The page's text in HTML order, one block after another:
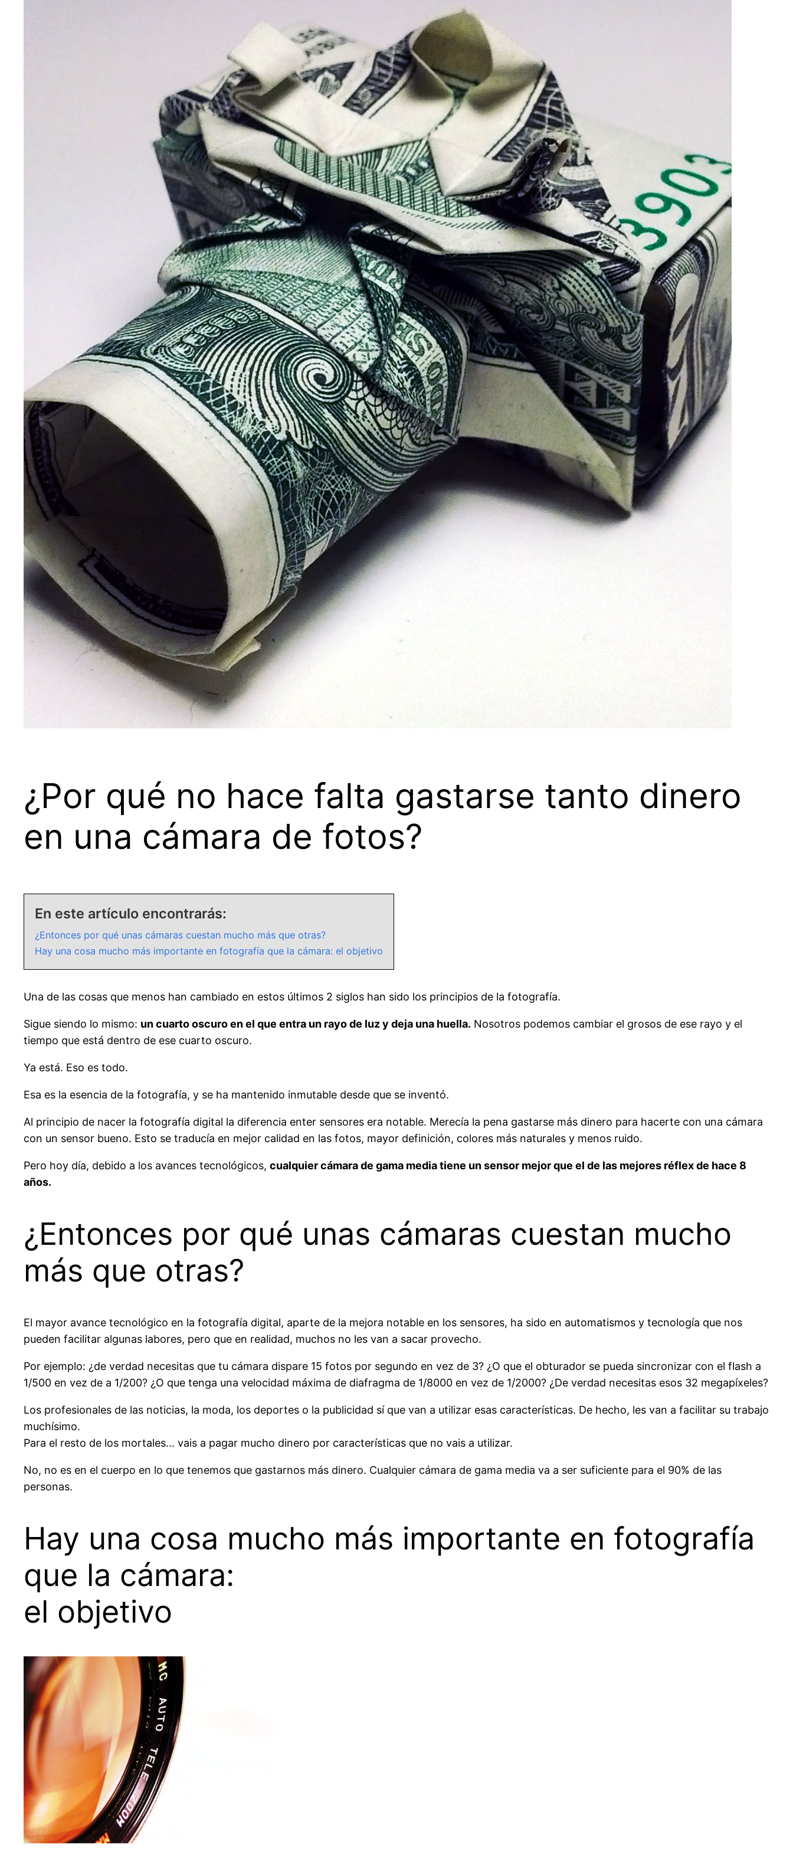
¿Por qué no hace falta gastarse tanto dinero
en una cámara de fotos?
En este artículo encontrarás:
¿Entonces por qué unas cámaras cuestan mucho más que otras?
Hay una cosa mucho más importante en fotografía que la cámara: el objetivo
Una de las cosas que menos han cambiado en estos últimos 2 siglos han sido los principios de la fotografía.
Sigue siendo lo mismo: un cuarto oscuro en el que entra un rayo de luz y deja una huella. Nosotros podemos cambiar el grosos de ese rayo y el
tiempo que está dentro de ese cuarto oscuro.
Ya está. Eso es todo.
Esa es la esencia de la fotografía, y se ha mantenido inmutable desde que se inventó.
Al principio de nacer la fotografía digital la diferencia enter sensores era notable. Merecía la pena gastarse más dinero para hacerte con una cámara
con un sensor bueno. Esto se traducía en mejor calidad en las fotos, mayor definición, colores más naturales y menos ruido.
Pero hoy día, debido a los avances tecnológicos, cualquier cámara de gama media tiene un sensor mejor que el de las mejores réflex de hace 8
años.
¿Entonces por qué unas cámaras cuestan mucho
más que otras?
El mayor avance tecnológico en la fotografía digital, aparte de la mejora notable en los sensores, ha sido en automatismos y tecnología que nos
pueden facilitar algunas labores, pero que en realidad, muchos no les van a sacar provecho.
Por ejemplo: ¿de verdad necesitas que tu cámara dispare 15 fotos por segundo en vez de 3? ¿O que el obturador se pueda sincronizar con el flash a
1/500 en vez de a 1/200? ¿O que tenga una velocidad máxima de diafragma de 1/8000 en vez de 1/2000? ¿De verdad necesitas esos 32 megapíxeles?
Los profesionales de las noticias, la moda, los deportes o la publicidad sí que van a utilizar esas características. De hecho, les van a facilitar su trabajo
muchísimo.
Para el resto de los mortales… vais a pagar mucho dinero por características que no vais a utilizar.
No, no es en el cuerpo en lo que tenemos que gastarnos más dinero. Cualquier cámara de gama media va a ser suficiente para el 90% de las
personas.
Hay una cosa mucho más importante en fotografía
que la cámara:
el objetivo